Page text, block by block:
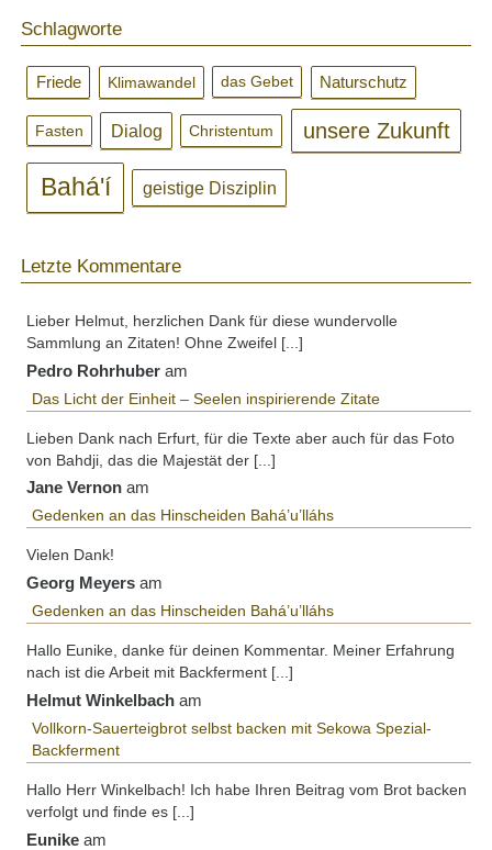
Schlagworte
Friede Klimawandel das Gebet Naturschutz
Fasten Dialog Christentum unsere Zukunft
Bahá'í geistige Disziplin
Letzte Kommentare
Lieber Helmut, herzlichen Dank für diese wundervolle
Sammlung an Zitaten! Ohne Zweifel [...]
Pedro Rohrhuber am
Das Licht der Einheit – Seelen inspirierende Zitate
Lieben Dank nach Erfurt, für die Texte aber auch für das Foto
von Bahdji, das die Majestät der [...]
Jane Vernon am
Gedenken an das Hinscheiden Bahá’u’lláhs
Vielen Dank!
Georg Meyers am
Gedenken an das Hinscheiden Bahá’u’lláhs
Hallo Eunike, danke für deinen Kommentar. Meiner Erfahrung
nach ist die Arbeit mit Backferment [...]
Helmut Winkelbach am
Vollkorn-Sauerteigbrot selbst backen mit Sekowa Spezial-
Backferment
Hallo Herr Winkelbach! Ich habe Ihren Beitrag vom Brot backen
verfolgt und finde es [...]
Eunike am